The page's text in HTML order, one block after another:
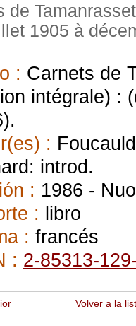
de
1905 à
: Carnets de
intégrale) :
:
introd.
: 1986 -
: libro
: francés
: 2-85313-
Volver a la